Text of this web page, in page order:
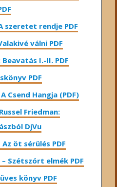
​szeretet rendje PDF
válni PDF
I.-II. PDF
PDF
Csend Hangja (PDF)
Friedman:
DjVu
öt sérülés PDF
Szétszórt elmék PDF
könyv PDF